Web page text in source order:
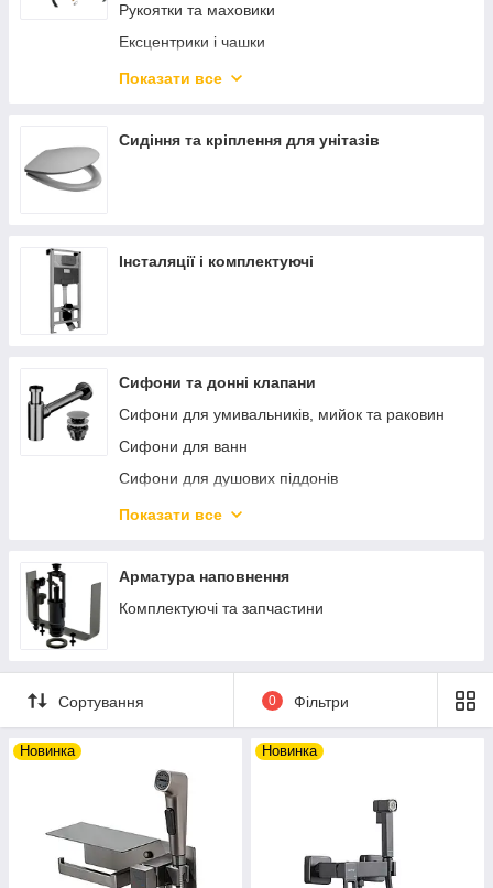
Рукоятки та маховики
Ексцентрики і чашки
Виливи для змішувачів
Дівіатори
Показати все
Сидіння та кріплення для унітазів
Інсталяції і комплектуючі
Сифони та донні клапани
Сифони для умивальників, мийок та раковин
Сифони для ванн
Сифони для душових піддонів
Сифони для пісуарів
Комплектуюче до сифонів
Донні клапани
Показати все
Арматура наповнення
Комплектуючі та запчастини
Сортування 0 Фільтри
Новинка Новинка